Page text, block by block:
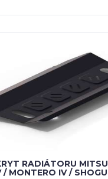
RADIÁTORU
/ MONTERO IV /